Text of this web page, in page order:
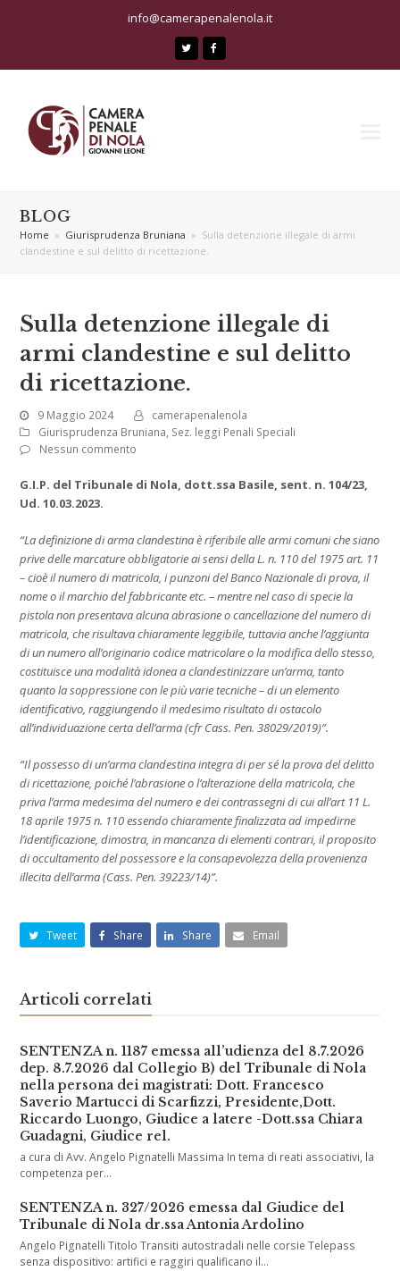
info@camerapenalenola.it
Twitter
BLOG
Home » Giurisprudenza Bruniana » Sulla detenzione illegale di armi
clandestine e sul delitto di ricettazione.
Sulla detenzione illegale di
armi clandestine e sul delitto
di ricettazione.
9 Maggio 2024
camerapenalenola
Giurisprudenza Bruniana, Sez. leggi Penali Speciali
Nessun commento
G.I.P. del Tribunale di Nola, dott.ssa Basile, sent. n. 104/23,
Ud. 10.03.2023.
“La definizione di arma clandestina è riferibile alle armi comuni che siano
prive delle marcature obbligatorie ai sensi della L. n. 110 del 1975 art. 11
– cioè il numero di matricola, i punzoni del Banco Nazionale di prova, il
nome o il marchio del fabbricante etc. – mentre nel caso di specie la
pistola non presentava alcuna abrasione o cancellazione del numero di
matricola, che risultava chiaramente leggibile, tuttavia anche l’aggiunta
di un numero all’originario codice matricolare o la modifica dello stesso,
costituisce una modalità idonea a clandestinizzare un’arma, tanto
quanto la soppressione con le più varie tecniche – di un elemento
identificativo, raggiungendo il medesimo risultato di ostacolo
all’individuazione certa dell’arma (cfr Cass. Pen. 38029/2019)”.
“Il possesso di un’arma clandestina integra di per sé la prova del delitto
di ricettazione, poiché l’abrasione o l’alterazione della matricola, che
priva l’arma medesima del numero e dei contrassegni di cui all’art 11 L.
18 aprile 1975 n. 110 essendo chiaramente finalizzata ad impedirne
l’identificazione, dimostra, in mancanza di elementi contrari, il proposito
di occultamento del possessore e la consapevolezza della provenienza
illecita dell’arma (Cass. Pen. 39223/14)”.
Tweet Share Share Email
Articoli correlati
SENTENZA n. 1187 emessa all’udienza del 8.7.2026
dep. 8.7.2026 dal Collegio B) del Tribunale di Nola
nella persona dei magistrati: Dott. Francesco
Saverio Martucci di Scarfizzi, Presidente,Dott.
Riccardo Luongo, Giudice a latere -Dott.ssa Chiara
Guadagni, Giudice rel.
a cura di Avv. Angelo Pignatelli Massima In tema di reati associativi, la
competenza per…
SENTENZA n. 327/2026 emessa dal Giudice del
Tribunale di Nola dr.ssa Antonia Ardolino
Angelo Pignatelli Titolo Transiti autostradali nelle corsie Telepass
senza dispositivo: artifici e raggiri qualificano il…